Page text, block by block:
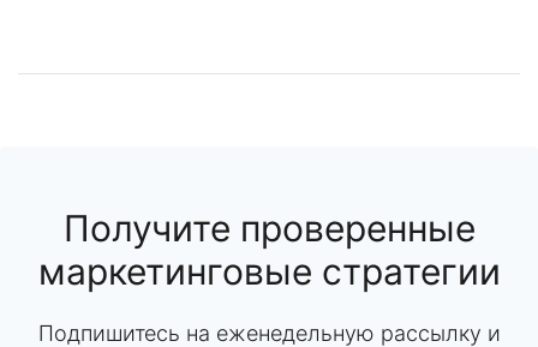
Получите проверенные
маркетинговые стратегии
Подпишитесь на еженедельную рассылку и